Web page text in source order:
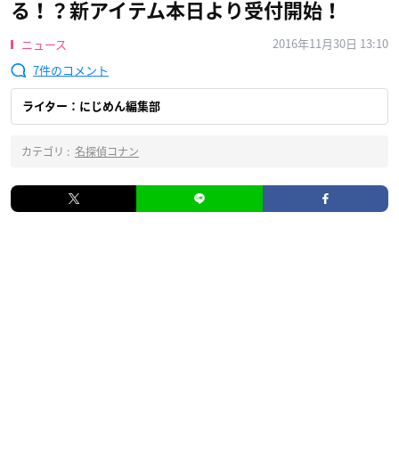
る！？新アイテム本日より受付開始！
ニュース
2016年11月30日 13:10
7
ライター：にじめん編集部
カテゴリ : 名探偵コナン